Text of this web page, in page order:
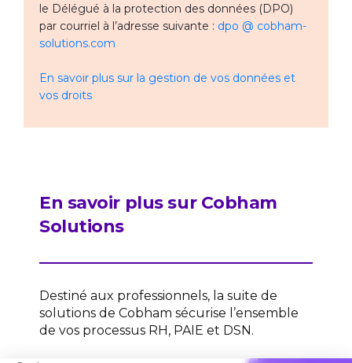
le Délégué à la protection des données (DPO)
par courriel à l’adresse suivante : dpo @ cobham-
solutions.com
En savoir plus sur la gestion de vos données et
vos droits
En savoir plus sur Cobham
Solutions
Destiné aux professionnels, la suite de
solutions de Cobham sécurise l’ensemble
de vos processus RH, PAIE et DSN.